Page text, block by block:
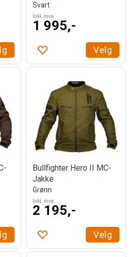
Svart
Inkl. mva
1 995,-
Velg
Bullfighter Hero II MC-
Jakke
Grønn
Inkl. mva
2 195,-
Velg